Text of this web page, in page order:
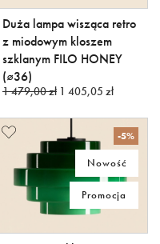
Duża lampa wisząca retro
z miodowym kloszem
szklanym FILO HONEY
(⌀36)
1 479,00 zł 1 405,05 zł
-5%
Nowość
Promocja